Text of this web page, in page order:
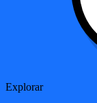
Explorar